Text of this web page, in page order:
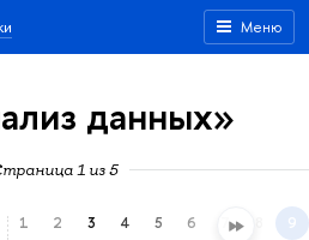
Меню
данных»
1 из 5
1 2 3 4 5 6 7 9